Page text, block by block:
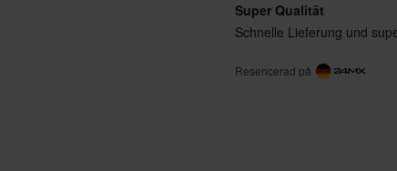
Super Qualität
Schnelle Lieferung und
Resencerad på